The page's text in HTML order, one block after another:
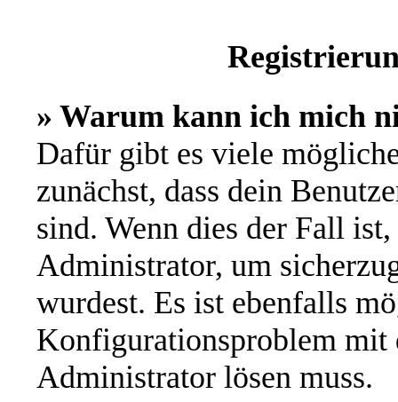
» Warum kann ich mich
Dafür gibt es viele
zunächst, dass dein
sind. Wenn dies der Fall
Administrator, um
wurdest. Es ist ebenfalls
Konfigurationsproblem mit
Administrator lösen muss.